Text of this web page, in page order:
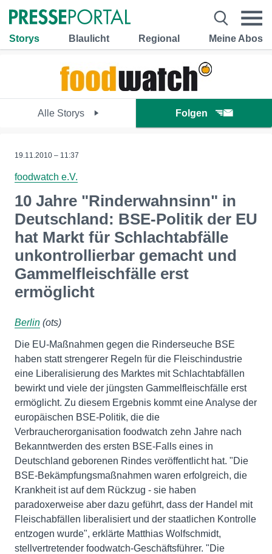
Storys Blaulicht Regional Meine Abos
Alle Storys Folgen
19.11.2010 – 11:37
foodwatch e.V.
10 Jahre "Rinderwahnsinn" in
Deutschland: BSE-Politik der EU
hat Markt für Schlachtabfälle
unkontrollierbar gemacht und
Gammelfleischfälle erst
ermöglicht
Berlin (ots)
Die EU-Maßnahmen gegen die Rinderseuche BSE
haben statt strengerer Regeln für die Fleischindustrie
eine Liberalisierung des Marktes mit Schlachtabfällen
bewirkt und viele der jüngsten Gammelfleischfälle erst
ermöglicht. Zu diesem Ergebnis kommt eine Analyse der
europäischen BSE-Politik, die die
Verbraucherorganisation foodwatch zehn Jahre nach
Bekanntwerden des ersten BSE-Falls eines in
Deutschland geborenen Rindes veröffentlicht hat. "Die
BSE-Bekämpfungsmaßnahmen waren erfolgreich, die
Krankheit ist auf dem Rückzug - sie haben
paradoxerweise aber dazu geführt, dass der Handel mit
Fleischabfällen liberalisiert und der staatlichen Kontrolle
entzogen wurde", erklärte Matthias Wolfschmidt,
stellvertretender foodwatch-Geschäftsführer. "Die